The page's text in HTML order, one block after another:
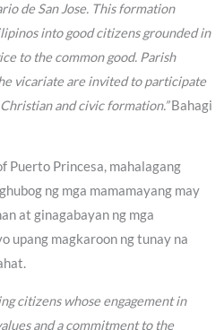
de San Jose. This formation
into good citizens grounded in
to the common good. Parish
vicariate are invited to participate
and civic formation.”Bahagi
Puerto Princesa, mahalagang
ng mga mamamayang may
at ginagabayan ng mga
upang magkaroon ng tunay na
citizens whose engagement in
and a commitment to the